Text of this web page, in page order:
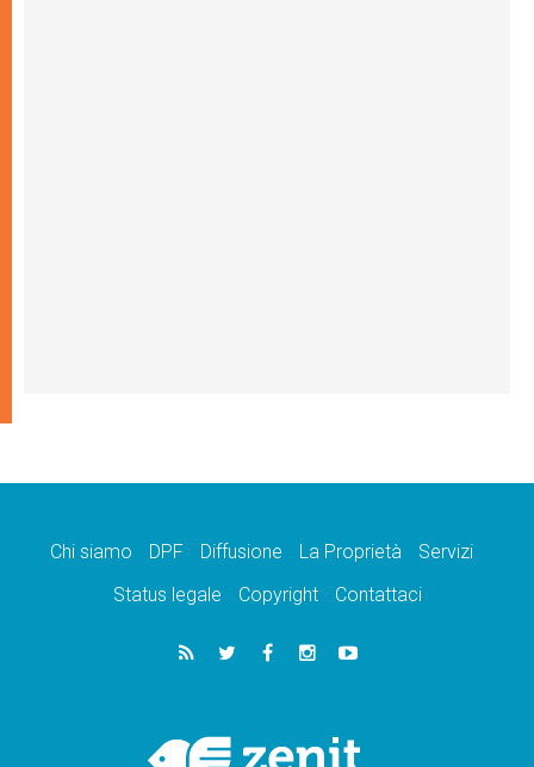
Chi siamo DPF Diffusione La Proprietà
Servizi
Status legale
Copyright Contattaci